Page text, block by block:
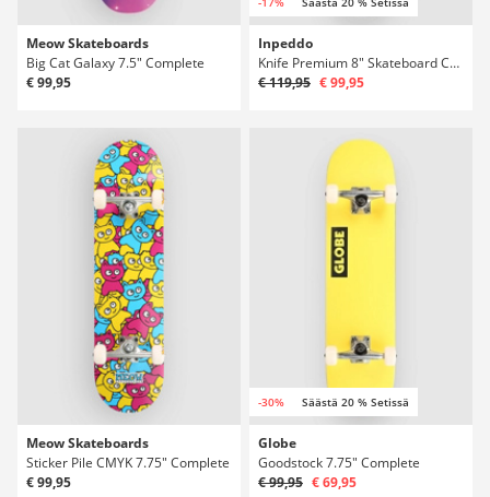
Meow Skateboards
Big Cat Galaxy 7.5" Complete
€ 99,95
Inpeddo
Knife Premium 8" Skateboard Complete
€ 119,95 € 99,95
Meow Skateboards
Sticker Pile CMYK 7.75" Complete
€ 99,95
-30% Säästä 20 % Setissä
Globe
Goodstock 7.75" Complete
€ 99,95 € 69,95